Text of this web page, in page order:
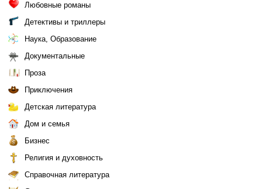
Любовные романы
Детективы и триллеры
Наука, Образование
Документальные
Проза
Приключения
Детская литература
Дом и семья
Бизнес
Религия и духовность
Справочная литература